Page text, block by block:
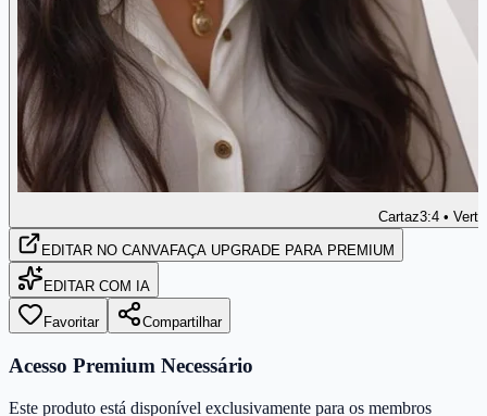
Cartaz3:4 •
EDITAR NO CANVAFAÇA UPGRADE PARA PREMIUM
EDITAR COM IA
Favoritar Compartilhar
Acesso Premium Necessário
Este produto está disponível exclusivamente para os membros